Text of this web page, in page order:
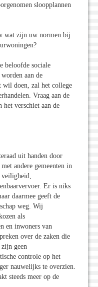
sloopplannen
wat zijn uw normen bij
beloofde sociale
aan de
wil doen, zal het college
Vraag aan de
verschiet aan de
uit handen door
andere gemeenten in
Er is niks
daarmee geeft de
weg. Wij
als
en inwoners van
over de zaken die
geen
controle op het
nauwelijks te overzien.
steeds meer op de